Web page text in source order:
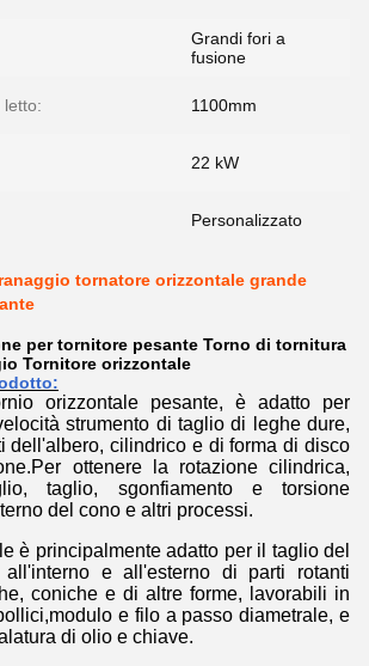
Grandi fori a
fusione
letto: 1100mm
22 kW
Personalizzato
tornatore orizzontale grande
per tornitore pesante Torno di tornitura
Tornitore orizzontale
orizzontale pesante, è adatto per
strumento di taglio di leghe dure,
dell'albero, cilindrico e di forma di disco
ottenere la rotazione cilindrica,
taglio, sgonfiamento e torsione
del cono e altri processi.
è principalmente adatto per il taglio del
e all'esterno di parti rotanti
coniche e di altre forme, lavorabili in
e filo a passo diametrale, e
di olio e chiave.